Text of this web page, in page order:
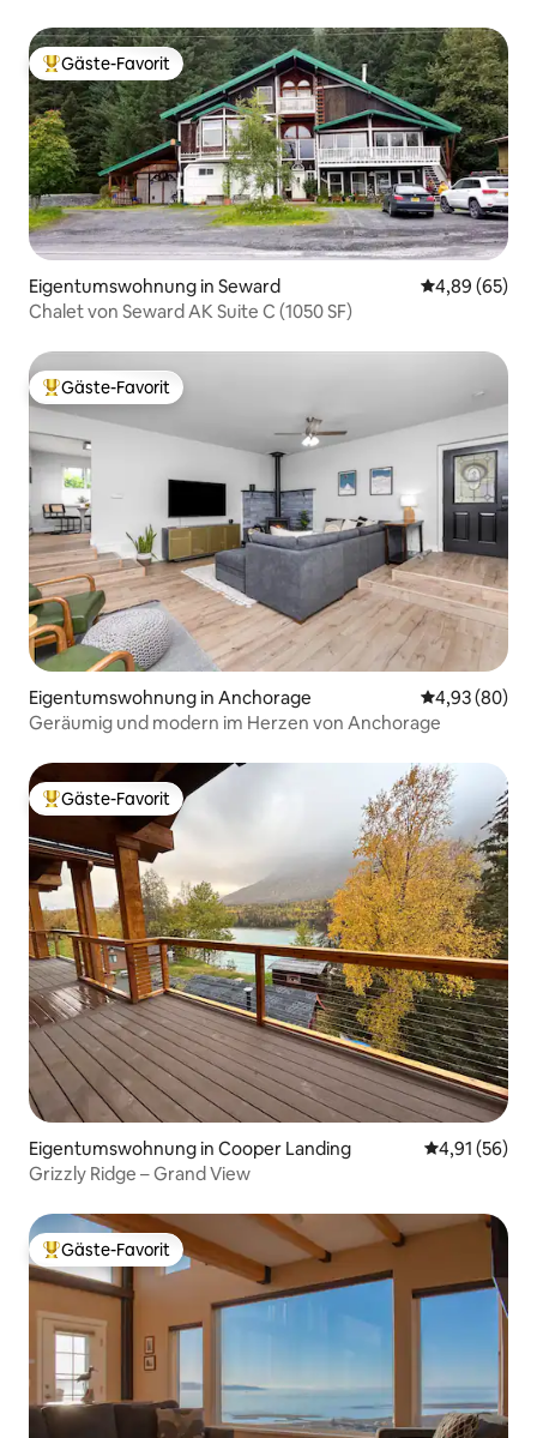
Beliebter Gäste-Favorit.
Gäste-Favorit
Eigentumswohnung in Seward
4,89 (65)
Chalet von Seward AK Suite C (1050 SF)
Beliebter Gäste-Favorit.
Gäste-Favorit
Eigentumswohnung in Anchorage
4,93 (80)
Geräumig und modern im Herzen von Anchorage
Beliebter Gäste-Favorit.
Gäste-Favorit
Eigentumswohnung in Cooper Landing
4,91 (56)
Grizzly Ridge – Grand View
Beliebter Gäste-Favorit.
Gäste-Favorit